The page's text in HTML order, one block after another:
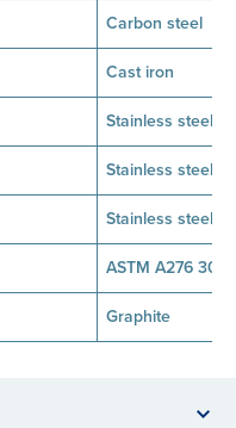
Carbon steel
Cast iron
Stainless steel
Stainless steel
Stainless steel
ASTM A276 304
Graphite